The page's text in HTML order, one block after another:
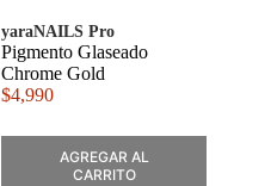
yaraNAILS Pro
Pigmento Glaseado
Chrome Gold
$4,990
AGREGAR AL
CARRITO